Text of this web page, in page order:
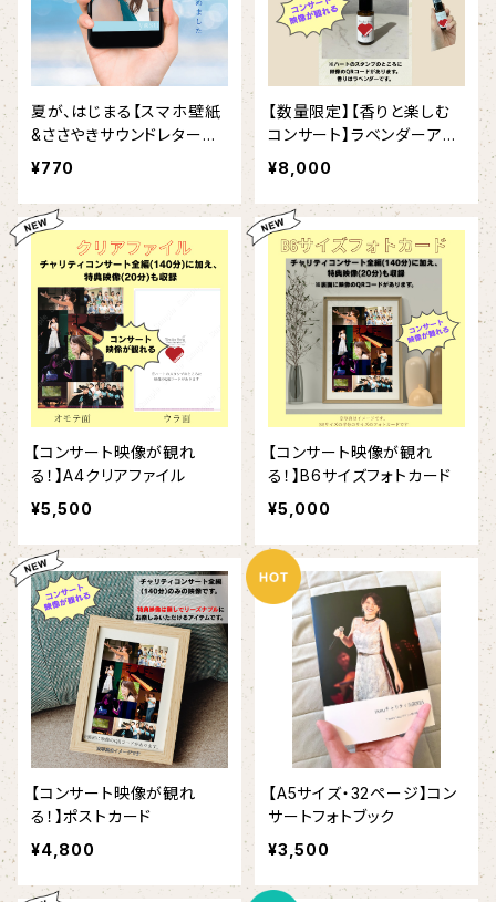
夏が、はじまる【スマホ壁紙
&ささやきサウンドレター〜
渚色〜】
¥770
【数量限定】【香りと楽しむ
コンサート】ラベンダーアロ
マスプレー
¥8,000
【コンサート映像が観れ
る！】A4クリアファイル
¥5,500
【コンサート映像が観れ
る！】B6サイズフォトカード
¥5,000
【コンサート映像が観れ
る！】ポストカード
¥4,800
【A5サイズ・32ページ】コン
サートフォトブック
¥3,500